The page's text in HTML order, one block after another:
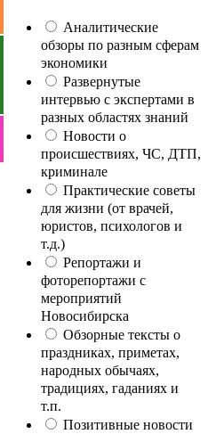
Аналитические
обзоры по разным сферам
экономики
Развернутые
интервью с экспертами в
разных областях знаний
Новости о
происшествиях, ЧС, ДТП,
криминале
Практические советы
для жизни (от врачей,
юристов, психологов и
т.д.)
Репортажи и
фоторепортажи с
мероприятий
Новосибирска
Обзорные тексты о
праздниках, приметах,
народных обычаях,
традициях, гаданиях и
т.п.
Позитивные новости